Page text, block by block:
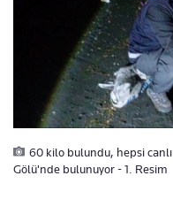
60 kilo bulundu, hepsi
Gölü'nde bulunuyor - 1. Resim